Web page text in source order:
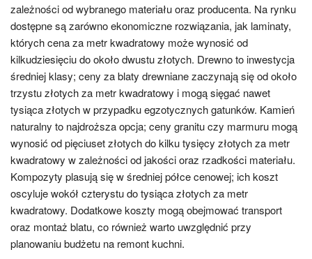
zależności od wybranego materiału oraz producenta. Na rynku
dostępne są zarówno ekonomiczne rozwiązania, jak laminaty,
których cena za metr kwadratowy może wynosić od
kilkudziesięciu do około dwustu złotych. Drewno to inwestycja
średniej klasy; ceny za blaty drewniane zaczynają się od około
trzystu złotych za metr kwadratowy i mogą sięgać nawet
tysiąca złotych w przypadku egzotycznych gatunków. Kamień
naturalny to najdroższa opcja; ceny granitu czy marmuru mogą
wynosić od pięciuset złotych do kilku tysięcy złotych za metr
kwadratowy w zależności od jakości oraz rzadkości materiału.
Kompozyty plasują się w średniej półce cenowej; ich koszt
oscyluje wokół czterystu do tysiąca złotych za metr
kwadratowy. Dodatkowe koszty mogą obejmować transport
oraz montaż blatu, co również warto uwzględnić przy
planowaniu budżetu na remont kuchni.